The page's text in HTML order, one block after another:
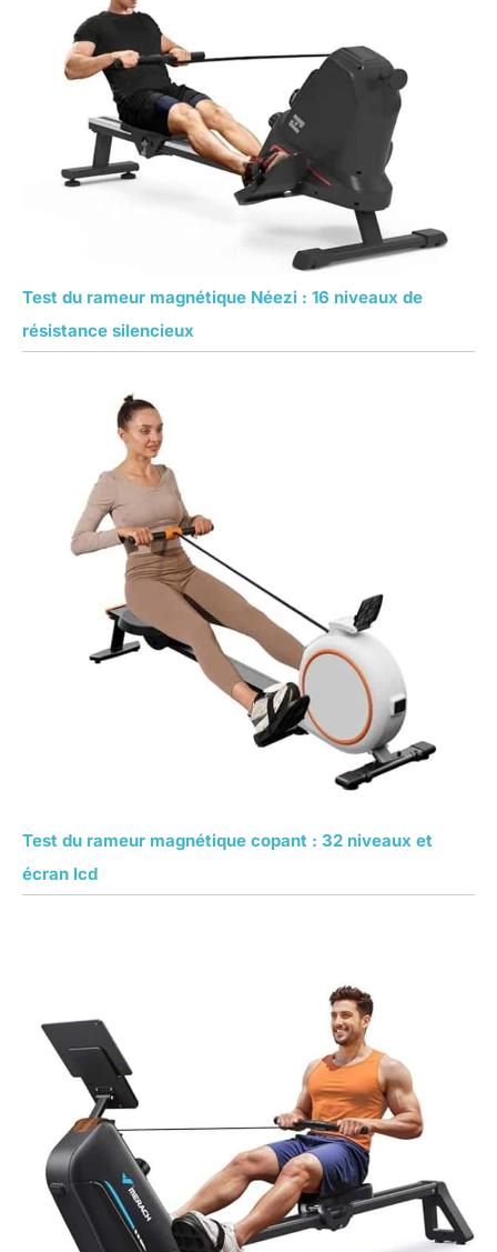
Test du rameur magnétique Néezi : 16 niveaux de
résistance silencieux
Test du rameur magnétique copant : 32 niveaux et
écran lcd